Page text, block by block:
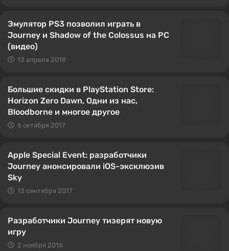
Эмулятор PS3 позволил играть в
Journey и Shadow of the Colossus на PC
(видео)
13 апреля 2018
Большие скидки в PlayStation Store:
Horizon Zero Dawn, Одни из нас,
Bloodborne и многое другое
6 октября 2017
Apple Special Event: разработчики
Journey анонсировали iOS-эксклюзив
Sky
13 сентября 2017
Разработчики Journey тизерят новую
игру
2 ноября 2016